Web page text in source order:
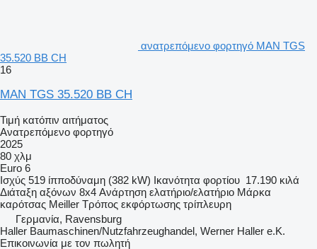
ανατρεπόμενο φορτηγό MAN TGS
35.520 BB CH
16
MAN TGS 35.520 BB CH
Τιμή κατόπιν αιτήματος
Ανατρεπόμενο φορτηγό
2025
80 χλμ
Euro 6
Ισχύς 519 ίπποδύναμη (382 kW) Ικανότητα φορτίου 17.190 κιλά
Διάταξη αξόνων 8x4 Ανάρτηση ελατήριο/ελατήριο Μάρκα
καρότσας Meiller Τρόπος εκφόρτωσης τρίπλευρη
Γερμανία, Ravensburg
Haller Baumaschinen/Nutzfahrzeughandel, Werner Haller e.K.
Επικοινωνία με τον πωλητή